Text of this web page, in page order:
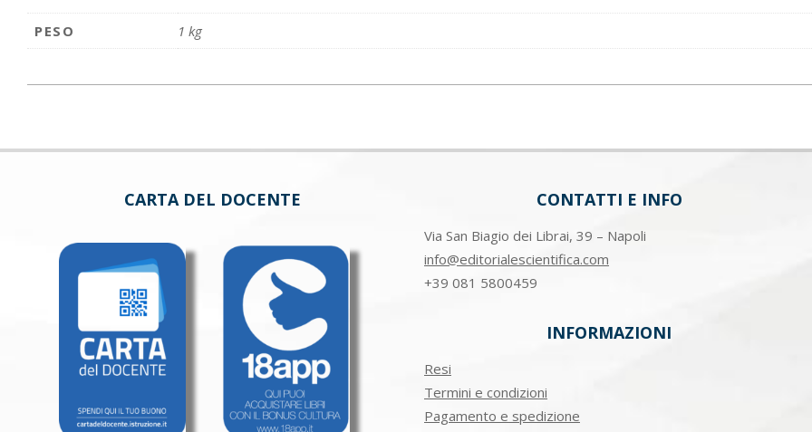
PESO 1 kg
CARTA DEL DOCENTE CONTATTI E INFO
Via San Biagio dei Librai, 39 – Napoli
info@editorialescientifica.com
+39 081 5800459
INFORMAZIONI
Resi
Termini e condizioni
Pagamento e spedizione